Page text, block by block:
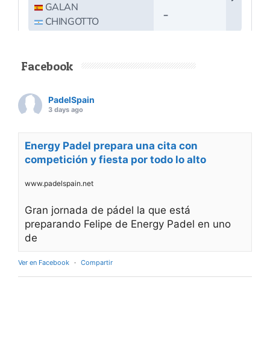
Facebook
PadelSpain
3 days ago
Energy Padel prepara una cita con
competición y fiesta por todo lo alto
www.padelspain.net
Gran jornada de pádel la que está
preparando Felipe de Energy Padel en uno
de
Ver en Facebook · Compartir